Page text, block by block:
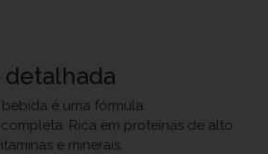
é uma fórmula
Rica em proteínas de alto
e minerais.